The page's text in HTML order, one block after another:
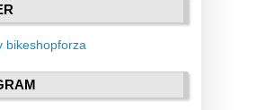
bikeshopforza